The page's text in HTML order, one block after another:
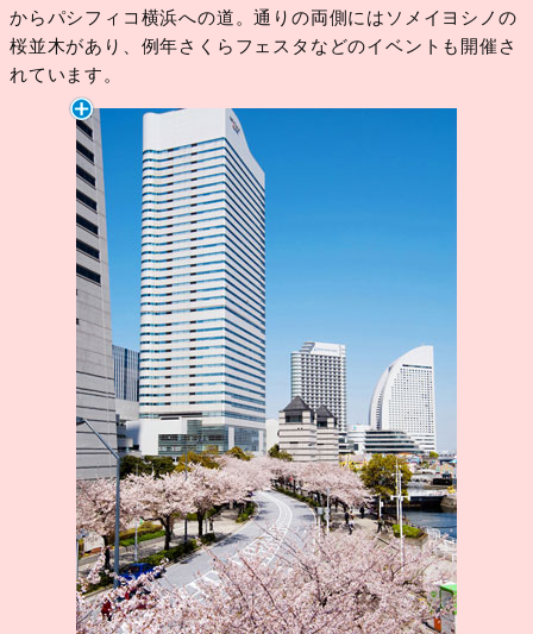
からパシフィコ横浜への道。通りの両側にはソメイヨシノの
桜並木があり、例年さくらフェスタなどのイベントも開催さ
れています。